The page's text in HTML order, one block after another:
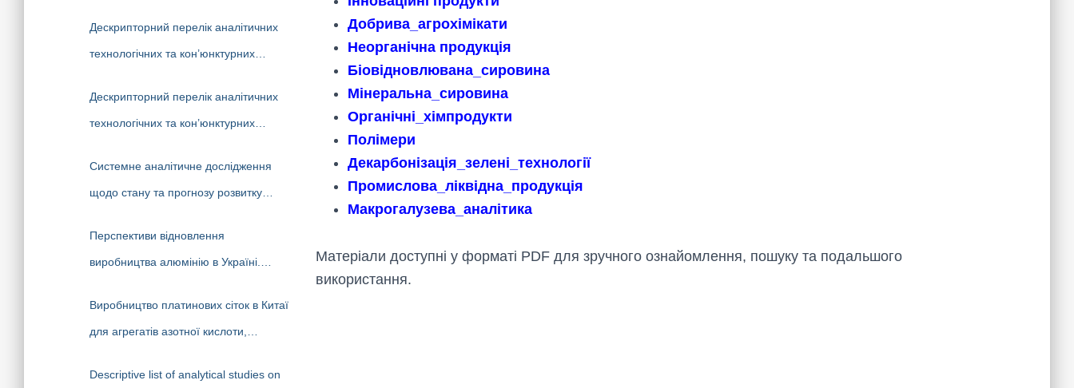
Дескрипторний перелік аналітичних
технологічних та кон’юнктурних
науковцями ДП «Черкаський
НДІТЕХІМ» у 2022-2026 рр.
Дескрипторний перелік аналітичних
технологічних та кон’юнктурних
аналітиками ДП «Черкаський
НДІТЕХІМ» у першому півріччі 2026 р.
Системне аналітичне дослідження
щодо стану та прогнозу розвитку
середньостроковій та довгостроковій
перспективі
Перспективи відновлення
виробництва алюмінію в Україні.
Виробництво платинових сіток в Китаї
для агрегатів азотної кислоти,
Descriptive list of analytical studies on
Добрива_агрохімікати
Неорганічна продукція
Біовідновлювана_сировина
Мінеральна_сировина
Органічні_хімпродукти
Полімери
Декарбонізація_зелені_технології
Промислова_ліквідна_продукція
Макрогалузева_аналітика
Матеріали доступні у форматі PDF для зручного ознайомлення, пошуку та подальшого
використання.